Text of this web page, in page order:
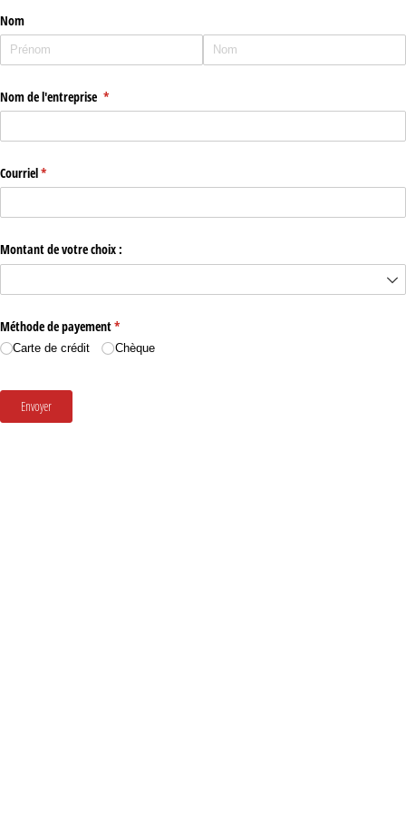
Nom
Nom de l'entreprise *
(requis)
Courriel*
(requis)
Montant de votre choix :
Méthode de payement*
(requis)
Carte de crédit Chèque
Envoyer